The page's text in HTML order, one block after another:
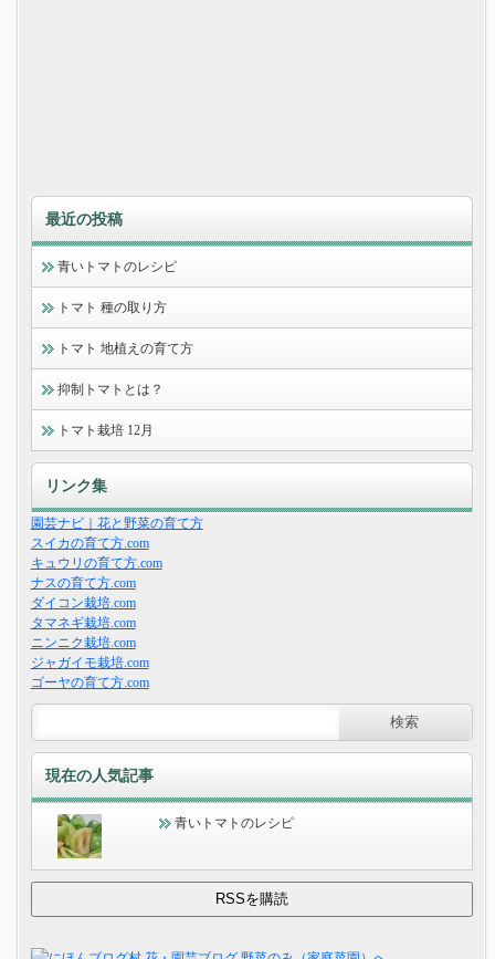
最近の投稿
青いトマトのレシピ
トマト 種の取り方
トマト 地植えの育て方
抑制トマトとは？
トマト栽培 12月
リンク集
園芸ナビ｜花と野菜の育て方
スイカの育て方.com
キュウリの育て方.com
ナスの育て方.com
ダイコン栽培.com
タマネギ栽培.com
ニンニク栽培.com
ジャガイモ栽培.com
ゴーヤの育て方.com
現在の人気記事
青いトマトのレシピ